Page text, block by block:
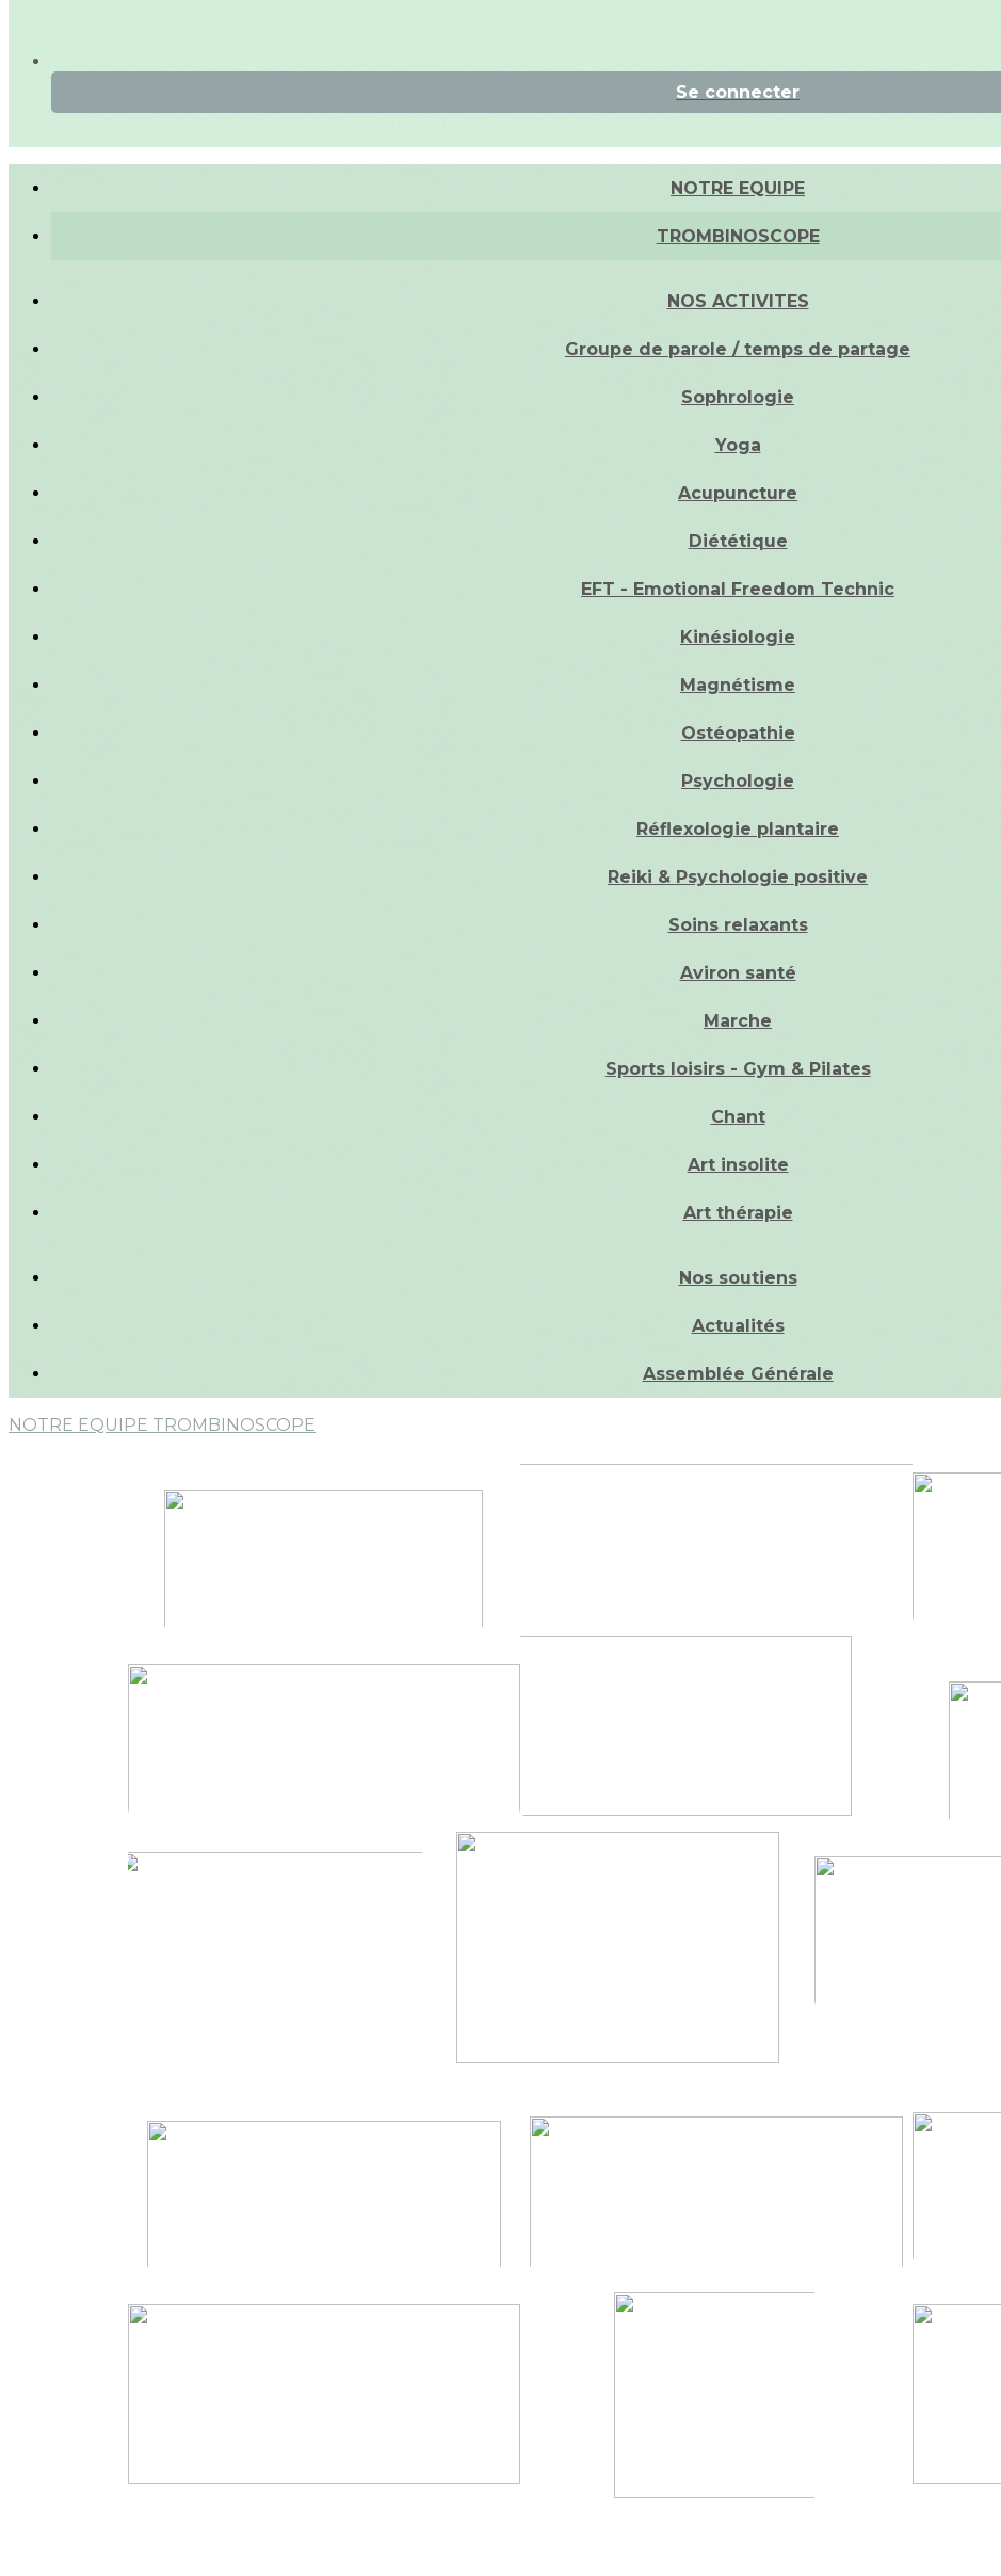
Se connecter
NOTRE EQUIPE
TROMBINOSCOPE
NOS ACTIVITES
Groupe de parole / temps de partage
Sophrologie
Yoga
Acupuncture
Diététique
EFT - Emotional Freedom Technic
Kinésiologie
Magnétisme
Ostéopathie
Psychologie
Réflexologie plantaire
Reiki & Psychologie positive
Soins relaxants
Aviron santé
Marche
Sports loisirs - Gym & Pilates
Chant
Art insolite
Art thérapie
Nos soutiens
Actualités
Assemblée Générale
NOTRE EQUIPE TROMBINOSCOPE